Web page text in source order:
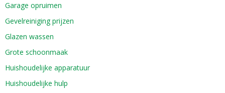
Garage opruimen
Gevelreiniging prijzen
Glazen wassen
Grote schoonmaak
Huishoudelijke apparatuur
Huishoudelijke hulp